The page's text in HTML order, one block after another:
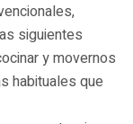
siguientes
y movernos
habituales que